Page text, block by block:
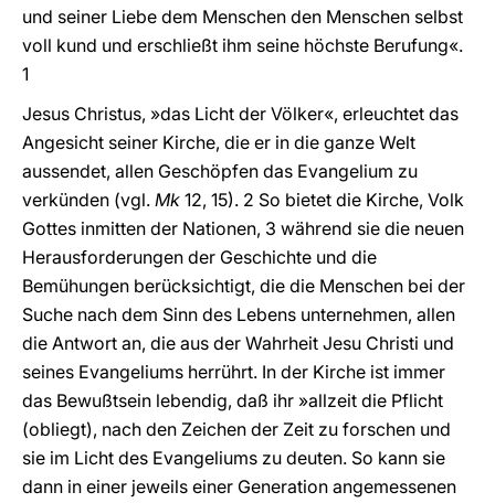
und seiner Liebe dem Menschen den Menschen selbst
voll kund und erschließt ihm seine höchste Berufung«.
1
Jesus Christus, »das Licht der Völker«, erleuchtet das
Angesicht seiner Kirche, die er in die ganze Welt
aussendet, allen Geschöpfen das Evangelium zu
verkünden (vgl. Mk 12, 15). 2 So bietet die Kirche, Volk
Gottes inmitten der Nationen, 3 während sie die neuen
Herausforderungen der Geschichte und die
Bemühungen berücksichtigt, die die Menschen bei der
Suche nach dem Sinn des Lebens unternehmen, allen
die Antwort an, die aus der Wahrheit Jesu Christi und
seines Evangeliums herrührt. In der Kirche ist immer
das Bewußtsein lebendig, daß ihr »allzeit die Pflicht
(obliegt), nach den Zeichen der Zeit zu forschen und
sie im Licht des Evangeliums zu deuten. So kann sie
dann in einer jeweils einer Generation angemessenen